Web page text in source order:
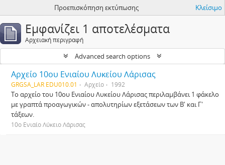
Προεπισκόπηση εκτύπωσης Κλείσιμο
Εμφανίζει 1 αποτελέσματα
Αρχειακή περιγραφή
Advanced search options
Αρχείο 10ου Ενιαίου Λυκείου Λάρισας
GRGSA_LAR EDU010.01 Αρχείο 1992
Το αρχείο του 10ου Ενιαίου Λυκείου Λάρισας περιλαμβάνει 1 φάκελο
με γραπτά προαγωγικών - απολυτηρίων εξετάσεων των Β' και Γ'
τάξεων.
10ο Ενιαίο Λύκειο Λάρισας